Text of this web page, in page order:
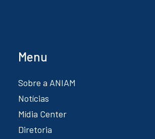
Menu
Sobre a ANIAM
Notícias
Mídia Center
Diretoria